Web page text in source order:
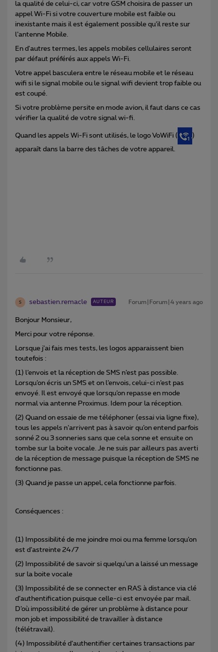
la qualité de celui-ci, car votre GSM choisira de passer un
appel Wi-Fi si votre couverture mobile est faible ou
inexistante mais il est également possible qu’il reste sur
l’antenne Mobile.
En d'autres termes, les appels mobiles cellulaires seront
par défaut préférés aux appels Wi-Fi.
Votre appel basculera entre le réseau mobile et le réseau
wifi si le signal mobile ou le signal wifi devient trop faible ou
est coupé.
Si votre problème persite en mode avion, il faut dans ce cas
vérifier la qualité de votre signal wi-fi.
Quand les appels Wi-Fi sont utilisés, le logo VoWiFi (
)
apparaît dans la barre des tâches de votre appareil.
S sebastien.remacle AUTEUR Forum|Forum|4 years ago
Bonjour Monsieur,
Merci pour votre réponse.
Lorsque j’ai fais mes tests, les logos apparaissent bien
toutefois :
(1) l’envois et la réception de SMS n’est pas possible.
Lorsqu’on écris un SMS et on l’envois, celui-ci n’est pas
envoyé. Il est envoyé que lorsqu’on repasse en mode
normal via antenne Proximus. Idem pour la réception.
(2) Quand on essaie de me téléphoner (essai via ligne fixe),
tous les appels n’arrivent pas à savoir qu’on entend parfois
sonné 2 ou 3 sonneries sans que cela sonne et ensuite on
tombe sur la boite vocale. Je ne suis par ailleurs pas averti
de la réception de message puisque la réception de SMS ne
fonctionne pas.
(3) Quand je passe un appel, cela fonctionne parfois.
Conséquences :
(1) Impossibilité de me joindre moi ou ma femme lorsqu’on
est d’astreinte 24/7
(2) Impossibilité de savoir si quelqu’un a laissé un message
sur la boite vocale
(3) Impossibilité de se connecter en RAS à distance via clé
d’authentification puisque celle-ci est envoyée par mail.
D’où impossibilité de gérer un problème à distance pour
mon job et impossibilité de travailler à distance
(télétravail).
(4) Impossibilité d’authentifier certaines transactions par